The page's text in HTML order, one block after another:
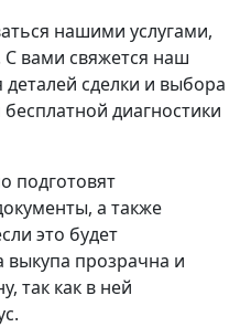
нашими услугами,
С вами свяжется наш
сделки и выбора
диагностики
подготовят
а также
это будет
выкупа прозрачна и
так как в ней